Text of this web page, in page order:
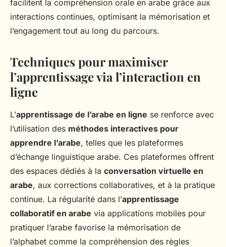
facilitent la compréhension orale en arabe grâce aux
interactions continues, optimisant la mémorisation et
l’engagement tout au long du parcours.
Techniques pour maximiser
l’apprentissage via l’interaction en
ligne
L’apprentissage de l’arabe en ligne se renforce avec
l’utilisation des méthodes interactives pour
apprendre l’arabe, telles que les plateformes
d’échange linguistique arabe. Ces plateformes offrent
des espaces dédiés à la conversation virtuelle en
arabe, aux corrections collaboratives, et à la pratique
continue. La régularité dans l’apprentissage
collaboratif en arabe via applications mobiles pour
pratiquer l’arabe favorise la mémorisation de
l’alphabet comme la compréhension des règles